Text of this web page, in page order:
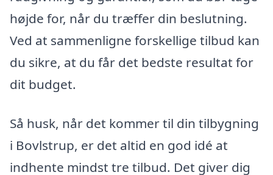
højde for, når du træffer din beslutning.
Ved at sammenligne forskellige tilbud kan
du sikre, at du får det bedste resultat for
dit budget.
Så husk, når det kommer til din tilbygning
i Bovlstrup, er det altid en god idé at
indhente mindst tre tilbud. Det giver dig